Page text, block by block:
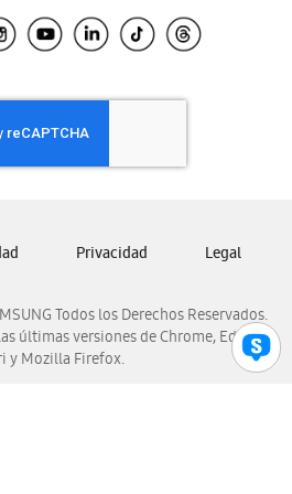
El Salvador
Honduras
Nicaragua
Panamá
Venezuela
Todos los Derechos Reservados.
últimas versiones de Chrome, Edge,
y Mozilla Firefox.
Privacidad Legal